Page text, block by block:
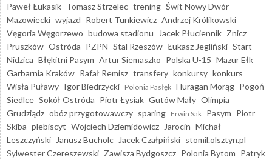
Paweł Łukasik Tomasz Strzelec trening Świt Nowy Dwór
Mazowiecki wyjazd Robert Tunkiewicz Andrzej Królikowski
Vęgoria Węgorzewo budowa stadionu Jacek Płuciennik Znicz
Pruszków Ostróda PZPN Stal Rzeszów Łukasz Jegliński Start
Nidzica Błękitni Pasym Artur Siemaszko Polska U-15 Mazur Ełk
Garbarnia Kraków Rafał Remisz transfery konkursy konkurs
Wisła Puławy Igor Biedrzycki Polonia Pasłęk Huragan Morąg Pogoń
Siedlce Sokół Ostróda Piotr Łysiak Gutów Mały Olimpia
Grudziądz obóz przygotowawczy sparing Erwin Sak Pasym Piotr
Skiba plebiscyt Wojciech Dziemidowicz Jarocin Michał
Leszczyński
Janusz Bucholc Jacek Czałpiński stomil.olsztyn.pl
Sylwester Czereszewski Zawisza Bydgoszcz Polonia Bytom Patryk